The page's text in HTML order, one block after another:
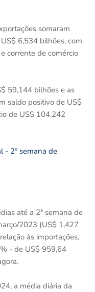
somaram
6,534 bilhões, com
corrente de comércio
59,144 bilhões e as
saldo positivo de US$
de US$ 104,242
- 2º semana de
até a 2ª semana de
2023 (US$ 1,427
às importações,
- de US$ 959,64
a média diária da